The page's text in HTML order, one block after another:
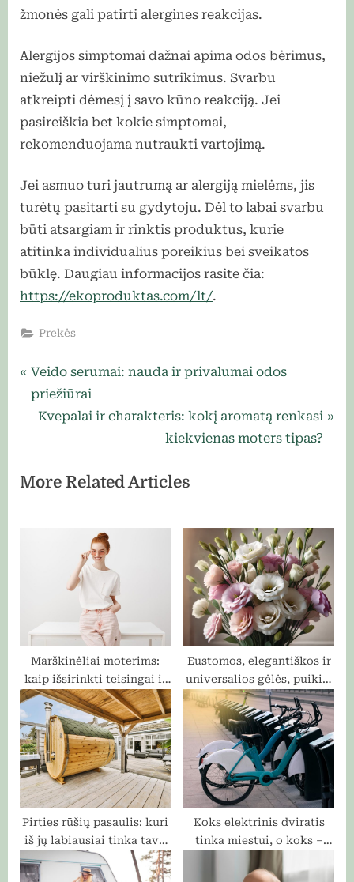
žmonės gali patirti alergines reakcijas.
Alergijos simptomai dažnai apima odos bėrimus,
niežulį ar virškinimo sutrikimus. Svarbu
atkreipti dėmesį į savo kūno reakciją. Jei
pasireiškia bet kokie simptomai,
rekomenduojama nutraukti vartojimą.
Jei asmuo turi jautrumą ar alergiją mielėms, jis
turėtų pasitarti su gydytoju. Dėl to labai svarbu
būti atsargiam ir rinktis produktus, kurie
atitinka individualius poreikius bei sveikatos
būklę. Daugiau informacijos rasite čia:
https://ekoproduktas.com/lt/.
Prekės
Navigacija
tarp
P
r
o
u
:
Veido serumai: nauda ir privalumai odos
priežiūrai
N
t
P
Kvepalai ir charakteris: kokį aromatą renkasi
kiekvienas moters tipas?
More Related Articles
Marškinėliai moterims:
kaip išsirinkti teisingai ir
stilingai
Eustomos, elegantiškos ir
universalios gėlės, puikiai
tinkančios bet kokiai
progai
Pirties rūšių pasaulis: kuri
iš jų labiausiai tinka tavo
kūnui ir gyvenimo būdui?
Koks elektrinis dviratis
tinka miestui, o koks –
patarimai pagal tavo